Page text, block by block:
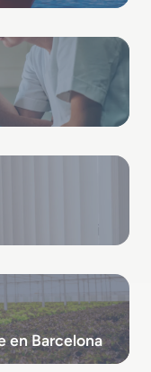
en Barcelona